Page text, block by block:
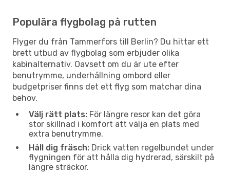
Populära flygbolag på rutten
Flyger du från Tammerfors till Berlin? Du hittar ett
brett utbud av flygbolag som erbjuder olika
kabinalternativ. Oavsett om du är ute efter
benutrymme, underhållning ombord eller
budgetpriser finns det ett flyg som matchar dina
behov.
Välj rätt plats: För längre resor kan det göra
stor skillnad i komfort att välja en plats med
extra benutrymme.
Håll dig fräsch: Drick vatten regelbundet under
flygningen för att hålla dig hydrerad, särskilt på
längre sträckor.